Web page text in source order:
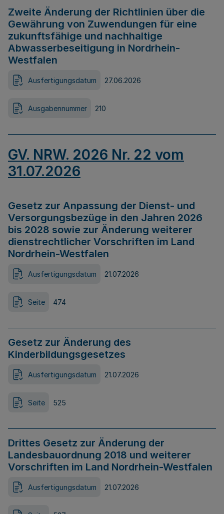
Zweite Änderung der Richtlinien über die
Gewährung von Zuwendungen für eine
zukunftsfähige und nachhaltige
Abwasserbeseitigung in Nordrhein-
Westfalen
Ausfertigungsdatum 27.06.2026
Ausgabennummer 210
GV. NRW. 2026 Nr. 22 vom
31.07.2026
Gesetz zur Anpassung der Dienst- und
Versorgungsbezüge in den Jahren 2026
bis 2028 sowie zur Änderung weiterer
dienstrechtlicher Vorschriften im Land
Nordrhein-Westfalen
Ausfertigungsdatum 21.07.2026
Seite 474
Gesetz zur Änderung des
Kinderbildungsgesetzes
Ausfertigungsdatum 21.07.2026
Seite 525
Drittes Gesetz zur Änderung der
Landesbauordnung 2018 und weiterer
Vorschriften im Land Nordrhein-Westfalen
Ausfertigungsdatum 21.07.2026